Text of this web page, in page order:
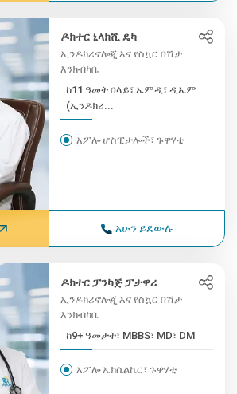
ዶክተር ኒላክሺ ዴካ
ኢንዶክሪኖሎጂ እና የስኳር በሽታ
እንክብካቤ
ከ11 ዓመት በላይ፣ ኤምዲ፣ ዲኤም
(ኢንዶክሪ...
አፖሎ ሆስፒታሎች፣ ጉዋሃቲ
አሁን ይደውሉ
ዶክተር ፓንካጅ ፓታዋሪ
ኢንዶክሪኖሎጂ እና የስኳር በሽታ
እንክብካቤ
ከ9+ ዓመታት፣ MBBS፣ MD፣ DM
አፖሎ ኤክሴልኬር፣ ጉዋሃቲ